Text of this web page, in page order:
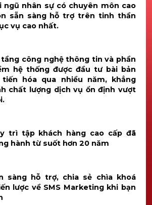
ngũ nhân sự có chuyên môn cao
sẵn sàng hỗ trợ trên tinh thần
vụ cao nhất.
tầng công nghệ thông tin và phần
hệ thống được đầu tư bài bản
tiến hóa qua nhiều năm, khẳng
chất lượng dịch vụ ổn định vượt
trì tập khách hàng cao cấp đã
hành từ suốt hơn 20 năm
sàng hỗ trợ, chia sẻ chìa khoá
lược về SMS Marketing khi bạn